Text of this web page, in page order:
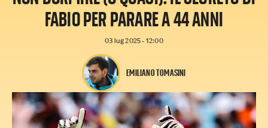
FABIO PER PARARE A 44 ANNI
03 lug 2025 - 12:00
EMILIANO TOMASINI